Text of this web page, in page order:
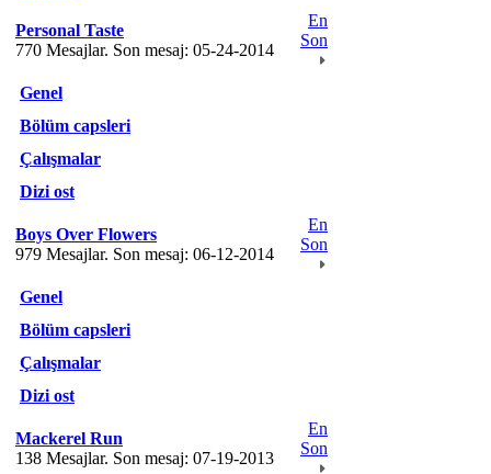
Personal Taste
770 Mesajlar. Son mesaj: 05-24-2014
En
Son
Genel
Bölüm capsleri
Çalışmalar
Dizi ost
Boys Over Flowers
979 Mesajlar. Son mesaj: 06-12-2014
En
Son
Genel
Bölüm capsleri
Çalışmalar
Dizi ost
Mackerel Run
138 Mesajlar. Son mesaj: 07-19-2013
En
Son